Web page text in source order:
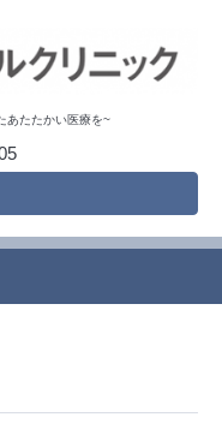
あたたかい医療を~